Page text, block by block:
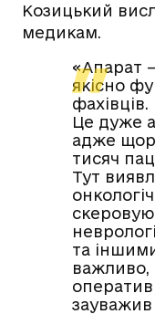
Козицький
медикам.
«Апарат
якісно
фахівців.
Це дуже
адже
тисяч
Тут
та
важливо,